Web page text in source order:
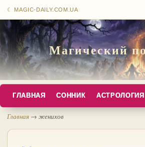
☾ MAGIC-DAILY.COM.UA
Магический
ГЛАВНАЯ СОННИК
Главная → женихов